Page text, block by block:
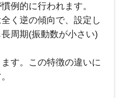
例的に行われます。
く逆の傾向で、設定し
周期(振動数が小さい)
す。この特徴の違いに